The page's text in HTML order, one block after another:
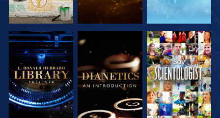
EXPLORA LAS
SERIES
EXPLORA LAS
SERIES
VE